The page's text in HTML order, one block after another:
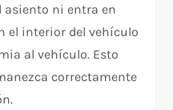
asiento ni entra en
el interior del vehículo
al vehículo. Esto
correctamente